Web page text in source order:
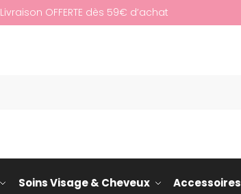
Livraison OFFERTE dès 59€ d’achat
Soins Visage & Cheveux Accessoires